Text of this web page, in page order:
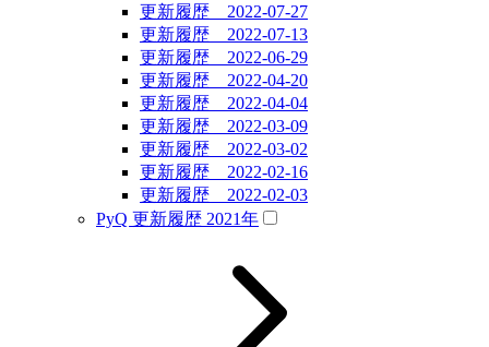
更新履歴 2022-07-27
更新履歴 2022-07-13
更新履歴 2022-06-29
更新履歴 2022-04-20
更新履歴 2022-04-04
更新履歴 2022-03-09
更新履歴 2022-03-02
更新履歴 2022-02-16
更新履歴 2022-02-03
PyQ 更新履歴 2021年